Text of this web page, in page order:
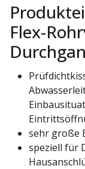
Flex-
sehr große
speziell für